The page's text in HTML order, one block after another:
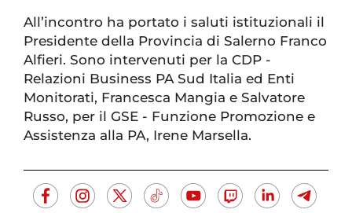
All’incontro ha portato i saluti istituzionali il
Presidente della Provincia di Salerno Franco
Alfieri. Sono intervenuti per la CDP -
Relazioni Business PA Sud Italia ed Enti
Monitorati, Francesca Mangia e Salvatore
Russo, per il GSE - Funzione Promozione e
Assistenza alla PA, Irene Marsella.